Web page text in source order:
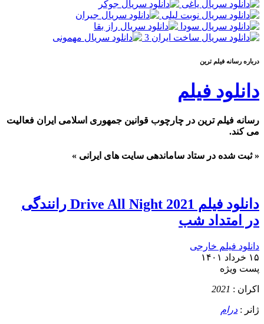
درباره رسانه فيلم ترين
دانلود فیلم
رسانه فیلم ترین در چارچوب قوانین جمهوری اسلامی ایران فعالیت
می کند.
« ثبت شده در ستاد ساماندهی سایت های ایرانی »
دانلود فیلم Drive All Night 2021 رانندگی
در امتداد شب
دانلود فیلم خارجی
۱۵ خرداد ۱۴۰۱
پست ويژه
اکران : 2021
ژانر : درام